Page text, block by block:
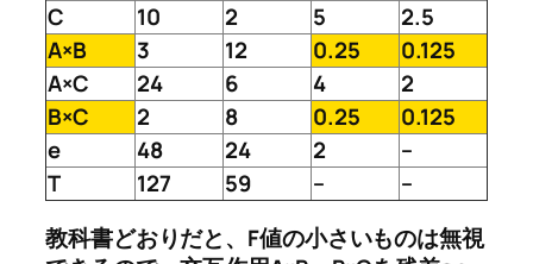
C
10 2 5
2.5
A×B
3 12 0.25
0.125
A×C
24 6 4
2
B×C
2 8 0.25
0.125
e
48 24 2
–
T
127 59 –
–
教科書どおりだと、F値の小さいものは無視